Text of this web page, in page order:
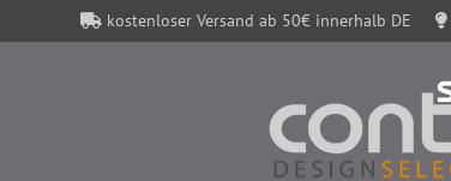
kostenloser Versand ab 50€ innerhalb DE